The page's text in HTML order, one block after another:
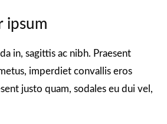
ipsum
in, sagittis ac nibh. Praesent
imperdiet convallis eros
justo quam, sodales eu dui vel,